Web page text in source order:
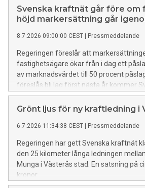
klimatpåverkande utsläpp", säger
generaldirektör, Svenska kraftnät.
Svenska kraftnät går före om
höjd markersättning går
8.7.2026 09:00:00 CEST | Pressmeddelande
Regeringen föreslår att
fastighetsägare ökar från i dag ett
av marknadsvärdet till 50 procent
föreslås bli lag först nästa år kommer
skjuta till mellanskillnaden även om
markupplåtelseavtal redan idag.
Grönt ljus för ny kraftledning i
6.7.2026 11:34:38 CEST | Pressmeddelande
Regeringen har gett Svenska kraftnät
den 25 kilometer långa ledningen
Munga i Västerås stad. En satsning på
kronor.